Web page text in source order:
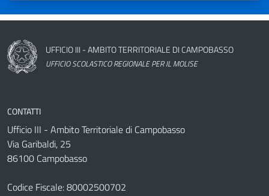
Nome dell'amministrazione
UFFICIO III - AMBITO TERRITORIALE DI CAMPOBASSO
UFFICIO SCOLASTICO REGIONALE PER IL MOLISE
CONTATTI
Ufficio III - Ambito Territoriale di Campobasso
Via Garibaldi, 25
86100 Campobasso
Codice Fiscale: 80002500702